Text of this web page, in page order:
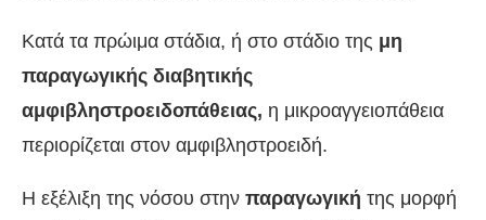
Κατά τα πρώιμα στάδια, ή στο στάδιο της μη
παραγωγικής διαβητικής
αμφιβληστροειδοπάθειας, η μικροαγγειοπάθεια
περιορίζεται στον αμφιβληστροειδή.
Η εξέλιξη της νόσου στην παραγωγική της μορφή